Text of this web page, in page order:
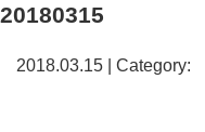
20180315
2018.03.15 | Category: